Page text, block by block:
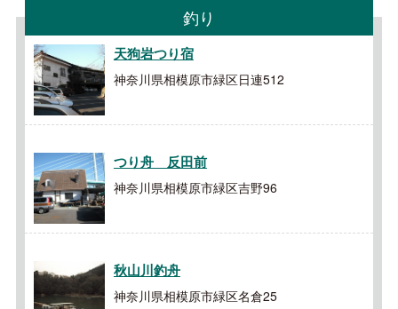
釣り
天狗岩つり宿
神奈川県相模原市緑区日連512
つり舟 反田前
神奈川県相模原市緑区吉野96
秋山川釣舟
神奈川県相模原市緑区名倉25